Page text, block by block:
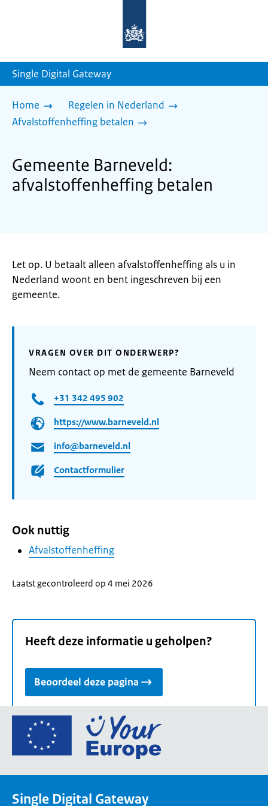
homepage
Single Digital Gateway
Home
Regelen in Nederland
Afvalstoffenheffing betalen
Gemeente Barneveld:
afvalstoffenheffing betalen
Let op. U betaalt alleen afvalstoffenheffing als u in
Nederland woont en bent ingeschreven bij een
gemeente.
VRAGEN OVER DIT ONDERWERP?
Neem contact op met de gemeente Barneveld
+31 342 495 902
https://www.barneveld.nl
info@barneveld.nl
Contactformulier
Ook nuttig
Afvalstoffenheffing
Laatst gecontroleerd op 4 mei 2026
Heeft deze informatie u geholpen?
Beoordeel deze pagina
Ga
de
Single Digital Gateway